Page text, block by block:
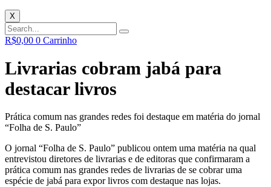
X
R$0,00 0 Carrinho
Livrarias cobram jabá para
destacar livros
Prática comum nas grandes redes foi destaque em matéria do jornal
“Folha de S. Paulo”
O jornal “Folha de S. Paulo” publicou ontem uma matéria na qual
entrevistou diretores de livrarias e de editoras que confirmaram a
prática comum nas grandes redes de livrarias de se cobrar uma
espécie de jabá para expor livros com destaque nas lojas.